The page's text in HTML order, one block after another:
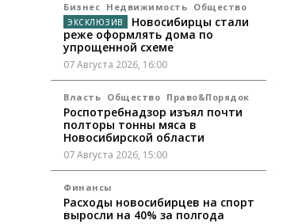
Бизнес Недвижимость Общество
Новосибирцы стали
реже оформлять дома по
упрощенной схеме
07 Августа 2026, 16:00
Власть Общество Право&Порядок
Роспотребнадзор изъял почти
полторы тонны мяса в
Новосибирской области
07 Августа 2026, 15:00
Финансы
Расходы новосибирцев на спорт
выросли на 40% за полгода